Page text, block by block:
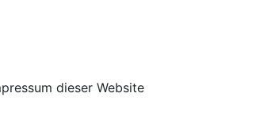
dieser Website